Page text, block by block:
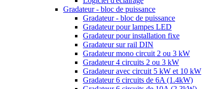
Gradateur - bloc de puissance
Gradateur - bloc de puissance
Gradateur pour lampes LED
Gradateur pour installation fixe
Gradateur sur rail DIN
Gradateur mono circuit 2 ou 3 kW
Gradateur 4 circuits 2 ou 3 kW
Gradateur avec circuit 5 kW et 10 kW
Gradateur 6 circuits de 6A (1.4kW)